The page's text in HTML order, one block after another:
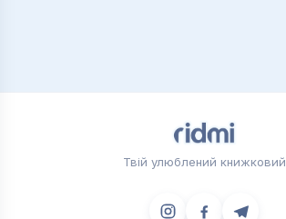
Твій улюблений книжковий